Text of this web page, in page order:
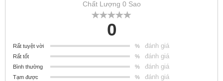
Chất Lượng 0 Sao
0
Rất tuyệt vời % đánh giá
Rất tốt % đánh giá
Bình thường % đánh giá
Tạm được % đánh giá